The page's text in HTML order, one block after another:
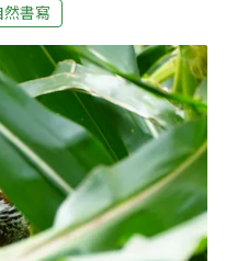
滾的綠色果實是它的特
俗名。這就是水同木。
屬植物最顯著的特徵包
全株具有白色乳汁，以
特殊的花序，其實就是
我們所看見的果實外
形的花托內，無花果並
花朵藏在果實內，從外
怎麼採花蜜、幫忙授粉
然書寫